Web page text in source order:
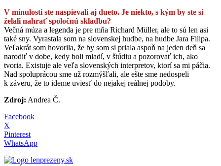
V minulosti ste naspievali aj dueto. Je niekto, s kým by ste si
želali nahrať spoločnú skladbu?
Večná múza a legenda je pre mňa Richard Müller, ale to sú len asi
také sny. Vyrastala som na slovenskej hudbe, na hudbe Jara Filipa.
Veľakrát som hovorila, že by som si priala aspoň na jeden deň sa
narodiť v dobe, kedy boli mladí, v štúdiu a pozorovať ich, ako
tvoria. Existuje ale veľa slovenských interpretov, ktorí sa mi páčia.
Nad spoluprácou sme už rozmýšľali, ale ešte sme nedospeli
k záveru, že to ideme uviesť do nejakej reálnej podoby.
Zdroj: Andrea Č.
Facebook
X
Pinterest
WhatsApp